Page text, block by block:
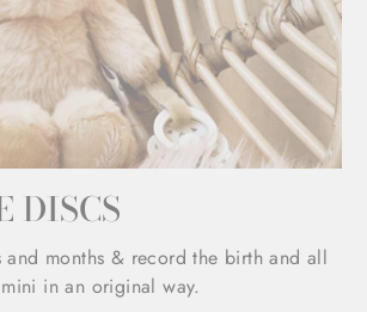
DISCS
and months & record the birth and all
in an original way.